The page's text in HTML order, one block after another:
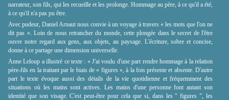
narrateur, son fils, qui les recueille et les prolonge. Hommage au père, à ce qu'il a été,
à ce qu'il n'a pas pu être.
Avec pudeur, Daniel Arnaut nous convie à un voyage à travers « les mots que l'on ne
dit pas ». Loin de nous retrancher du monde, cette plongée dans le secret de l'être
ouvre notre regard aux gens, aux objets, au paysage. L'écriture, sobre et concise,
donne à ce partage une dimension universelle.
Anne Leloup a illustré ce texte : « J'ai voulu d'une part rendre hommage à la relation
père-fils en la traitant par le biais de« figures », à la fois présente et absente. D'autre
part le texte évoque aussi des détails de la vie quotidienne et fréquemment des
situations où les mains sont actives. Les mains d'une personne font autant son
identité que son visage. C'est peut-être pour cela que si, dans les " figures ", les